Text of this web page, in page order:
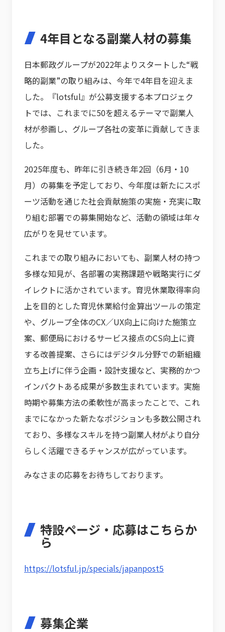
4年目となる副業人材の募集
日本郵政グループが2022年よりスタートした“戦
略的副業”の取り組みは、今年で4年目を迎えま
した。『lotsful』が公募支援する本プロジェク
トでは、これまでに50を超えるテーマで副業人
材が参画し、グループ各社の変革に貢献してきま
した。
2025年度も、昨年に引き続き年2回（6月・10
月）の募集を予定しており、今年度は新たにスポ
ーツ活動を通じた社会貢献施策の実施・充実に取
り組む部署での募集開始など、活動の領域は年々
広がりを見せています。
これまでの取り組みにおいても、副業人材の持つ
多様な知見が、各部署の実務課題や戦略実行にダ
イレクトに活かされています。育児休業取得率向
上を目的とした育児休業給付金算出ツールの策定
や、グループ全体のCX／UX向上に向けた施策立
案、郵便局におけるサービス接点のCS向上に資
する改善提案、さらにはデジタル分野での新組織
立ち上げに伴う企画・設計支援など、実務的かつ
インパクトある成果が多数生まれています。実施
時期や募集方法の柔軟性が高まったことで、これ
までになかった新たなポジションも多数公開され
ており、多様なスキルを持つ副業人材がより自分
らしく活躍できるチャンスが広がっています。
みなさまの応募をお待ちしております。
特設ページ・応募はこちらか
ら
https://lotsful.jp/specials/japanpost5
募集企業